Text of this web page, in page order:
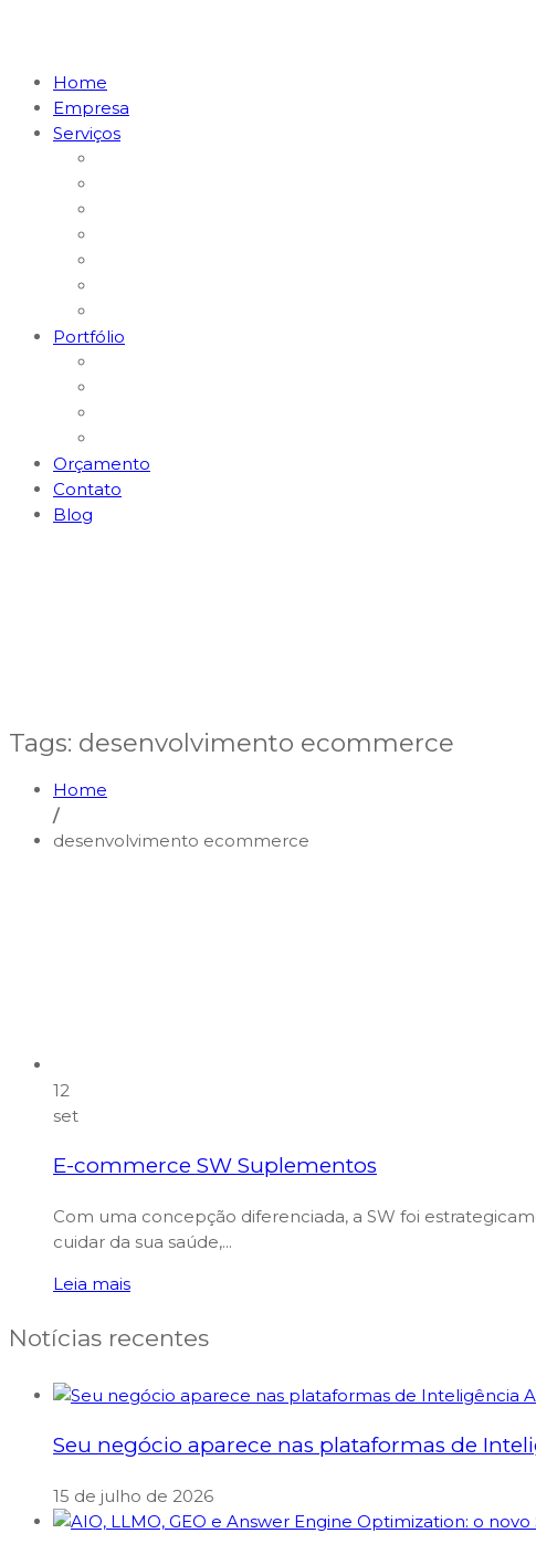
Home
Empresa
Serviços
Portfólio
Orçamento
Contato
Blog
Tags: desenvolvimento ecommerce
Home
/
desenvolvimento ecommerce
12
set
E-commerce SW Suplementos
Com uma concepção diferenciada, a SW foi
cuidar da sua saúde,...
Leia mais
Notícias recentes
Seu negócio aparece nas plataformas de
15 de julho de 2026